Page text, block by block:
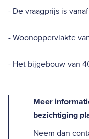
- De vraagprijs is
- Woonoppervlakte
- Het bijgebouw van
Meer
bezichtiging
Neem dan